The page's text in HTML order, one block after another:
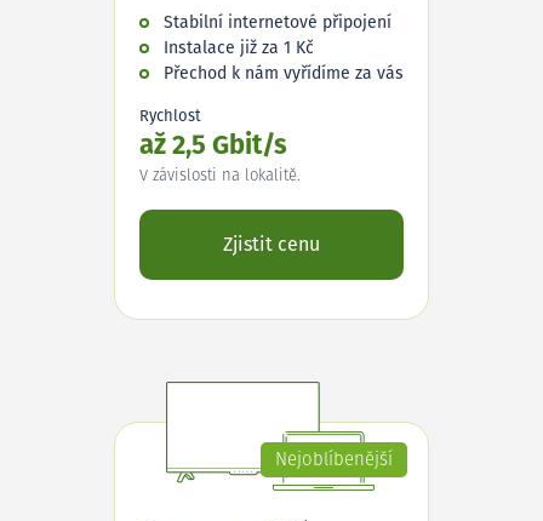
Stabilní internetové připojení
Instalace již za 1 Kč
Přechod k nám vyřídíme za vás
Rychlost
až 2,5 Gbit/s
V závislosti na lokalitě.
Zjistit cenu
Nejoblíbenější